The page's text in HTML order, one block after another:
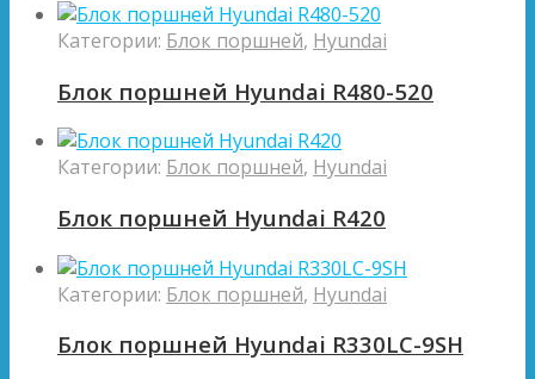
Категории: Блок поршней, Hyundai
Блок поршней Hyundai R480-520
Категории: Блок поршней, Hyundai
Блок поршней Hyundai R420
Категории: Блок поршней, Hyundai
Блок поршней Hyundai R330LC-9SH